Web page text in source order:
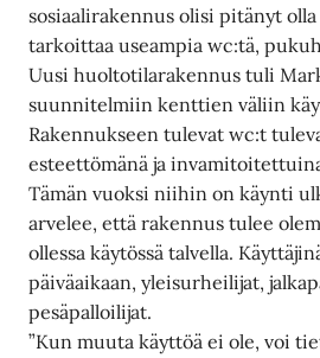
sosiaalirakennus olisi pitänyt
tarkoittaa useampia wc:tä,
Uusi huoltotilarakennus tuli
suunnitelmiin kenttien väliin
Rakennukseen tulevat wc:t
esteettömänä ja
Tämän vuoksi niihin on käynti
arvelee, että rakennus tulee
ollessa käytössä talvella.
päiväaikaan, yleisurheilijat,
pesäpalloilijat.
”Kun muuta käyttöä ei ole, voi